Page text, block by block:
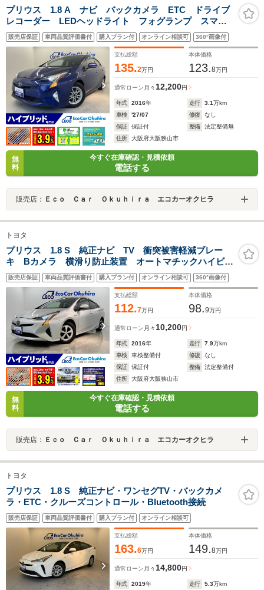
プリウス 1.8 A ナビ バックカメラ ETC ドライブ
レコーダー LEDヘッドライト フォグランプ スマー
トキー パワーステーション
販売店保証 車両品質評価書付 購入プラン付 オンライン相談可 360°画像付
支払総額
135.2万円
本体価格
123.8万円
通常ローン 月々12,200円
年式 2016年 走行 3.1万km
車検
'27/07 修復
なし
保証
保証付 整備
法定整備無
住所
大阪府大阪狭山市
無
料
今すぐ在庫確認・見積依頼
電話する
販売店： Ｅｃｏ Ｃａｒ Ｏｋｕｈｉｒａ エコカーオクヒラ
トヨタ
プリウス 1.8 S 純正ナビ TV 衝突被害軽減ブレー
キ Bカメラ 横滑り防止装置 オートマチックハイビー
ム ETC スペアキー クルコン ドラレコ前後 ステ
アリングスイッチ
販売店保証 車両品質評価書付 購入プラン付 オンライン相談可 360°画像付
支払総額
112.7万円
本体価格
98.9万円
通常ローン 月々 10,200円
年式 2016年 走行 7.9万km
車検
車検整備付 修復
なし
保証
保証付 整備
法定整備付
住所
大阪府大阪狭山市
無
料
今すぐ在庫確認・見積依頼
電話する
販売店： Ｅｃｏ Ｃａｒ Ｏｋｕｈｉｒａ エコカーオクヒラ
トヨタ
プリウス 1.8 S 純正ナビ・ワンセグTV・バックカメ
ラ・ETC・クルーズコントロール・Bluetooth接続
販売店保証 車両品質評価書付 購入プラン付 オンライン相談可
支払総額
163.6万円
本体価格
149.8万円
通常ローン 月々 14,800円
年式 2019年 走行 5.3万km